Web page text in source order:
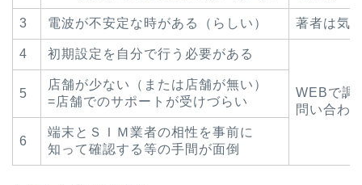
3 電波が不安定な時がある（らしい） 著者は気
4 初期設定を自分で行う必要がある
WEBで調
問い合わ
5
店舗が少ない（または店舗が無い）
=店舗でのサポートが受けづらい
6
端末とＳＩＭ業者の相性を事前に
知って確認する等の手間が面倒